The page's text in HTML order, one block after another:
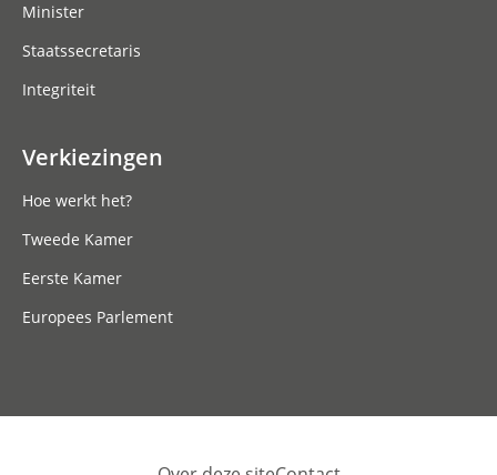
Minister
Staatssecretaris
Integriteit
Verkiezingen
Hoe werkt het?
Tweede Kamer
Eerste Kamer
Europees Parlement